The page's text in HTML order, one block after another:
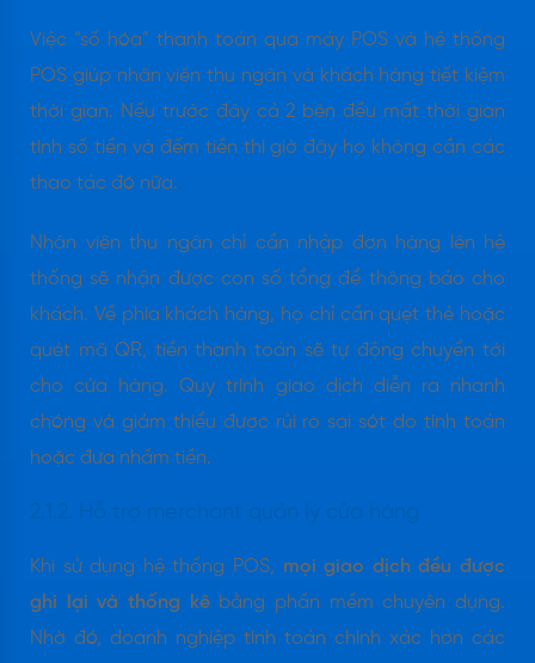
Việc “số hóa” thanh toán qua máy POS và hệ thống
POS giúp nhân viên thu ngân và khách hàng tiết kiệm
thời gian. Nếu trước đây cả 2 bên đều mất thời gian
tính số tiền và đếm tiền thì giờ đây họ không cần các
thao tác đó nữa.
Nhân viên thu ngân chỉ cần nhập đơn hàng lên hệ
thống sẽ nhận được con số tổng để thông báo cho
khách. Về phía khách hàng, họ chỉ cần quẹt thẻ hoặc
quét mã QR, tiền thanh toán sẽ tự động chuyển tới
cho cửa hàng. Quy trình giao dịch diễn ra nhanh
chóng và giảm thiểu được rủi ro sai sót do tính toán
hoặc đưa nhầm tiền.
2.1.2. Hỗ trợ merchant quản lý cửa hàng
Khi sử dụng hệ thống POS, mọi giao dịch đều được
ghi lại và thống kê bằng phần mềm chuyên dụng.
Nhờ đó, doanh nghiệp tính toán chính xác hơn các